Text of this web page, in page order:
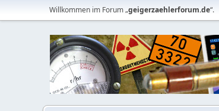
Willkommen im Forum „geigerzaehlerforum.de“.